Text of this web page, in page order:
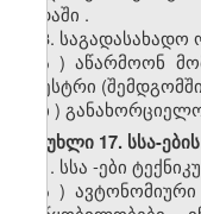
ვადაში .
3. საგადასახადო
ა )აწარმოონ
რეესტრი (შემდგომში
ბ )
მუხლი 17. სსა-
1. სსა -ები
ა )ავტონომიური